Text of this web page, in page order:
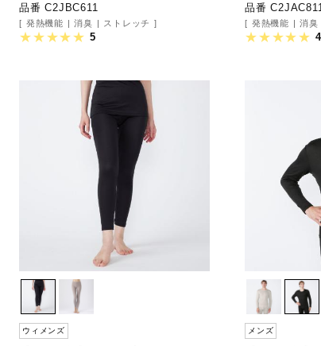
品番 C2JBC611
発熱機能 消臭 ストレッチ
5
品番 C2JAC811
発熱機能 消臭
ウィメンズ メンズ